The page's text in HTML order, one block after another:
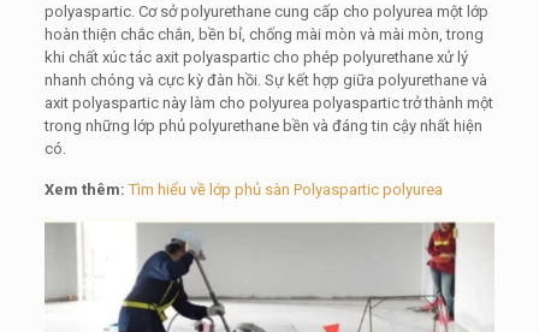
polyaspartic. Cơ sở polyurethane cung cấp cho polyurea một lớp
hoàn thiện chắc chắn, bền bỉ, chống mài mòn và mài mòn, trong
khi chất xúc tác axit polyaspartic cho phép polyurethane xử lý
nhanh chóng và cực kỳ đàn hồi. Sự kết hợp giữa polyurethane và
axit polyaspartic này làm cho polyurea polyaspartic trở thành một
trong những lớp phủ polyurethane bền và đáng tin cậy nhất hiện
có.
Xem thêm: Tìm hiểu về lớp phủ sàn Polyaspartic polyurea